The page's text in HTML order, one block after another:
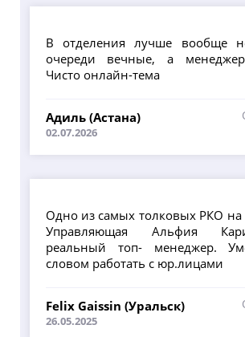
В отделения лучше вообще
очереди вечные, а
Чисто онлайн-тема
Адиль (Астана)
02.07.2026
Одно из самых толковых РКО на
Управляющая Альфия
реальный топ- менеджер.
словом работать с юр.лицами
Felix Gaissin (Уральск)
26.05.2025